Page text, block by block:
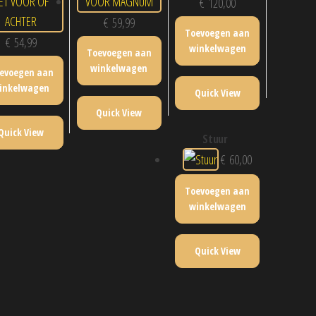
€ 54,99
aan
View
€ 59,99
Toevoegen aan
winkelwagen
Quick View
Toevoegen aan
winkelwagen
Quick View
stuur
€ 60,00
Toevoegen aan
winkelwagen
Quick View